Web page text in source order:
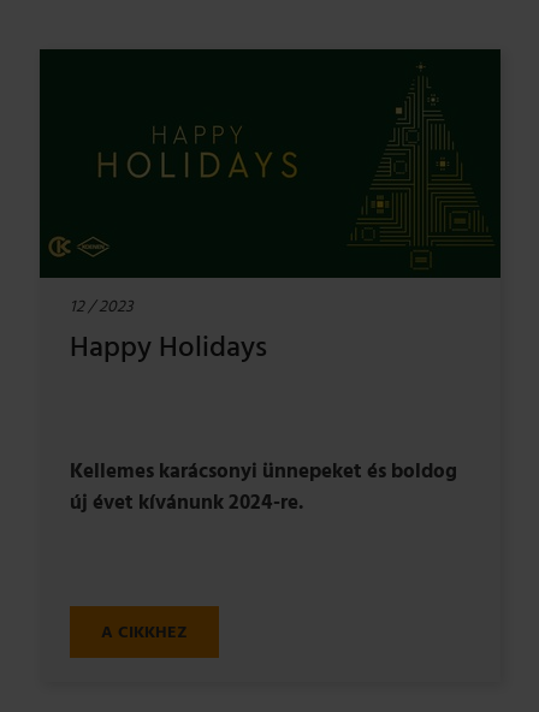
12 / 2023
Happy Holidays
Kellemes karácsonyi ünnepeket és boldog
új évet kívánunk 2024-re.
A CIKKHEZ